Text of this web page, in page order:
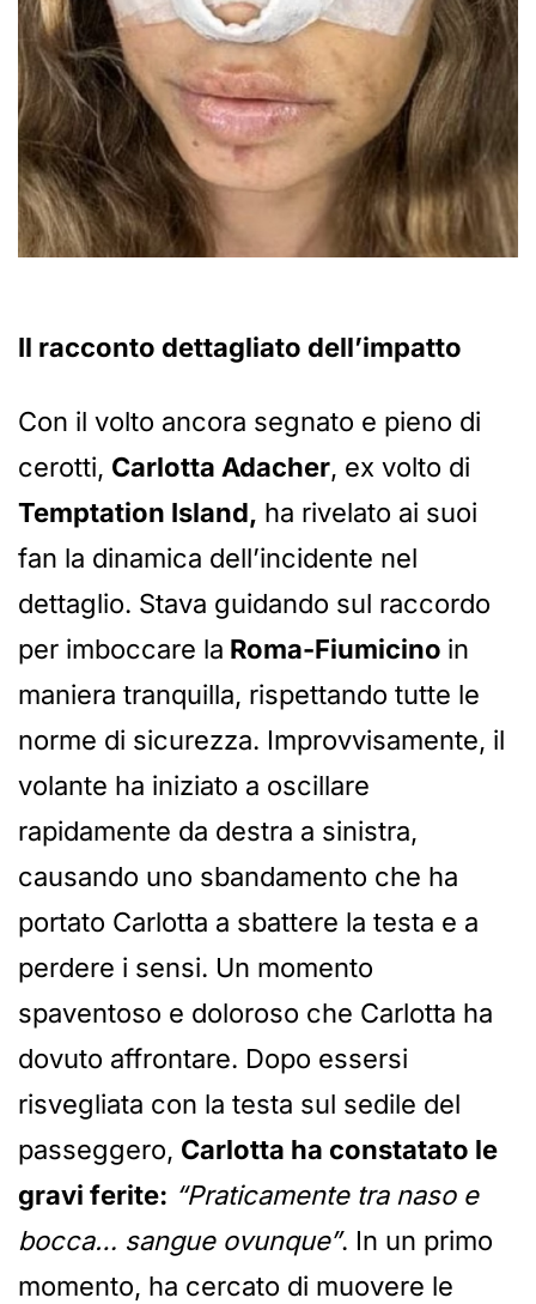
Il racconto dettagliato dell’impatto
Con il volto ancora segnato e pieno di
cerotti, Carlotta Adacher, ex volto di
Temptation Island, ha rivelato ai suoi
fan la dinamica dell’incidente nel
dettaglio. Stava guidando sul raccordo
per imboccare la Roma-Fiumicino in
maniera tranquilla, rispettando tutte le
norme di sicurezza. Improvvisamente, il
volante ha iniziato a oscillare
rapidamente da destra a sinistra,
causando uno sbandamento che ha
portato Carlotta a sbattere la testa e a
perdere i sensi. Un momento
spaventoso e doloroso che Carlotta ha
dovuto affrontare. Dopo essersi
risvegliata con la testa sul sedile del
passeggero, Carlotta ha constatato le
gravi ferite: “Praticamente tra naso e
bocca… sangue ovunque”. In un primo
momento, ha cercato di muovere le